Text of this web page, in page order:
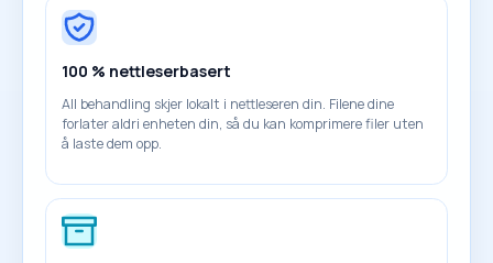
100 % nettleserbasert
All behandling skjer lokalt i nettleseren din. Filene dine
forlater aldri enheten din, så du kan komprimere filer uten
å laste dem opp.